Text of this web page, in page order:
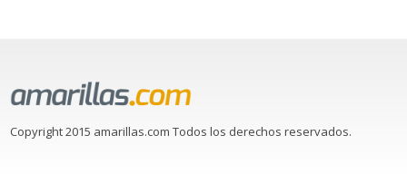
Copyright 2015 amarillas.com Todos los derechos reservados.